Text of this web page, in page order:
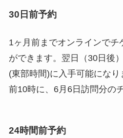
30日前予約
1ヶ月前までオンラインでチ
ができます。翌日（30日後
(東部時間)に入手可能にな
前10時に、6月6日訪問分の
24時間前予約